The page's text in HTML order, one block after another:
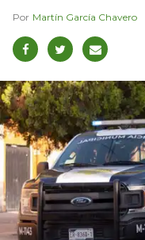
Martín García Chavero